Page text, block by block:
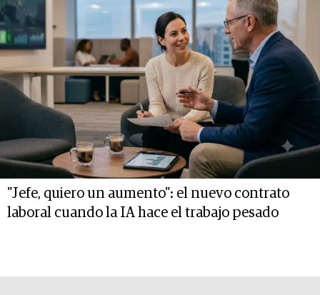
"Jefe, quiero un aumento": el nuevo contrato
laboral cuando la IA hace el trabajo pesado